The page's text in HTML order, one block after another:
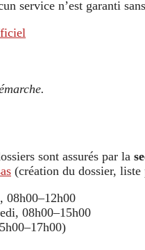
service n’est garanti
sont assurés par la
(création du dossier, liste
08h00–12h00
08h00–15h00